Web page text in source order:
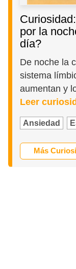
por la
día?
De noche la
sistema
aumentan y
Leer
Ansiedad
Más